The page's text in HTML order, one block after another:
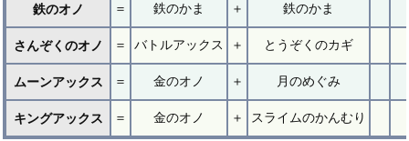
鉄のオノ ＝ 鉄のかま ＋ 鉄のかま
さんぞくのオノ ＝ バトルアックス ＋ とうぞくのカギ
ムーンアックス ＝ 金のオノ ＋ 月のめぐみ
キングアックス ＝ 金のオノ ＋ スライムのかんむり